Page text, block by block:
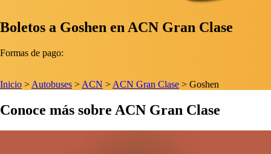
Boletos a Goshen en ACN Gran Clase
Formas de pago:
Inicio > Autobuses > ACN > ACN Gran Clase > Goshen
Conoce más sobre ACN Gran Clase